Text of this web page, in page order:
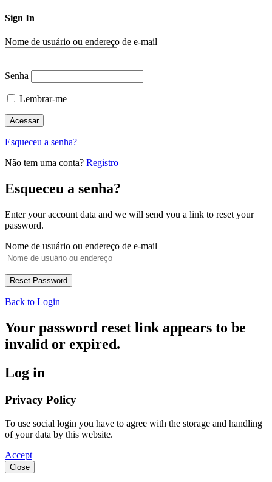
Sign In
Nome de usuário ou endereço de e-mail
Senha
Lembrar-me
Esqueceu a senha?
Não tem uma conta? Registro
Esqueceu a senha?
Enter your account data and we will send you a link to reset your
password.
Nome de usuário ou endereço de e-mail
Back to Login
Your password reset link appears to be
invalid or expired.
Log in
Privacy Policy
To use social login you have to agree with the storage and handling
of your data by this website.
Accept
Close